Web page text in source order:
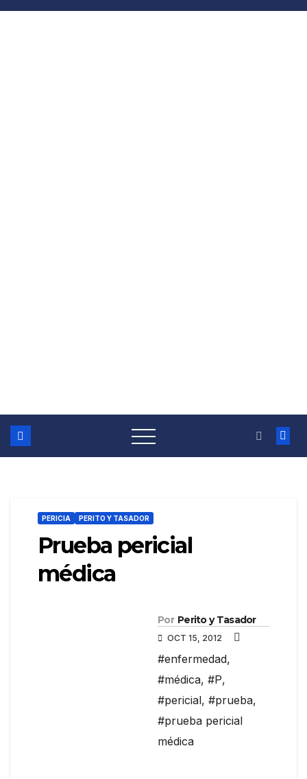
Saltar
PERICIA PERITO Y TASADOR
Prueba pericial
médica
Por Perito y Tasador
OCT 15, 2012
#enfermedad,
#médica, #P,
#pericial, #prueba,
#prueba pericial
médica